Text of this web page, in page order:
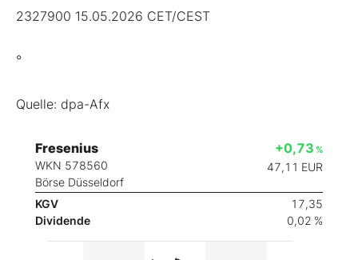
2327900 15.05.2026 CET/CEST
°
Quelle: dpa-Afx
Fresenius
WKN 578560
Börse Düsseldorf
+0,73 %
47,11 EUR
KGV
17,35
Dividende
0,02 %